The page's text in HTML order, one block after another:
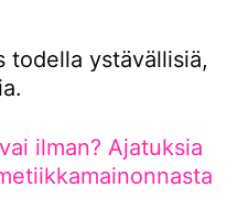
todella ystävällisiä,
ilman? Ajatuksia